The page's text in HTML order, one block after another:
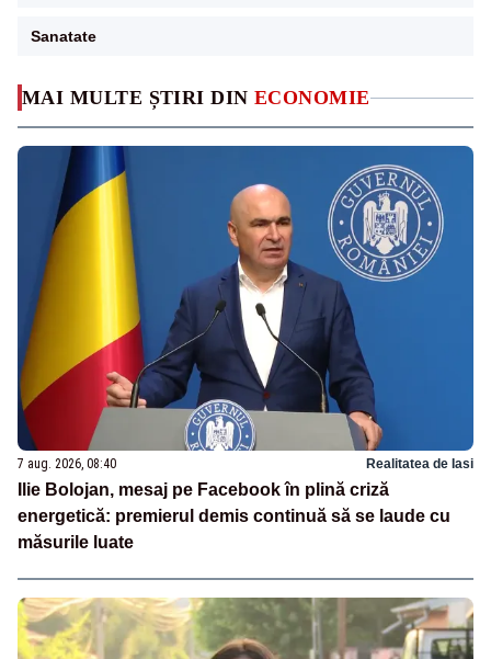
MAI MULTE ȘTIRI DIN ECONOMIE
7 aug. 2026, 08:40 Realitatea de Iasi
Ilie Bolojan, mesaj pe Facebook în plină criză
energetică: premierul demis continuă să se laude cu
măsurile luate
Sanatate